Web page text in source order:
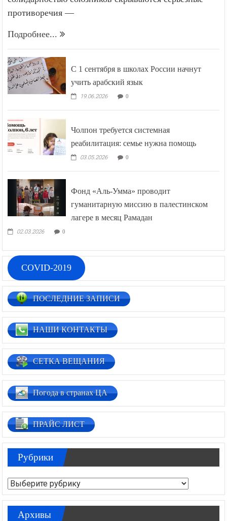
противоречия —
Подробнее...
С 1 сентября в школах России начнут
учить арабский язык
19.06.2026 0
Чолпон требуется системная
реабилитация: семье нужна помощь
03.05.2026 0
Фонд «Аль-Умма» проводит
гуманитарную миссию в палестинском
лагере в месяц Рамадан
02.03.2026 0
COVID-2019
ПОСЛЕДНИЕ ЗАПИСИ
НАШИ КОНТАКТЫ
СЕТКА ВЕЩАНИЯ
Погода в странах ЦА
ПРАЙС ЛИСТ
Рубрики
Рубрики
Архивы